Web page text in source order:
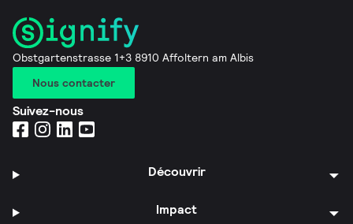
Obstgartenstrasse 1+3 8910 Affoltern am Albis
Nous contacter
Suivez-nous
Découvrir
Impact